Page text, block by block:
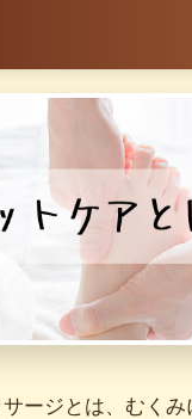
ージとは、むく